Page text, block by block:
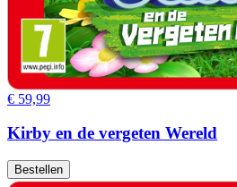
€ 59,99
Kirby en de vergeten Wereld
Bestellen